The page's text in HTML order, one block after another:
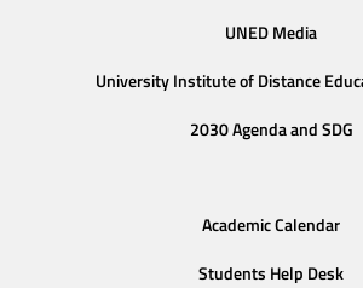
UNED Media
University Institute of Distance
2030 Agenda and SDG
Academic Calendar
Students Help Desk